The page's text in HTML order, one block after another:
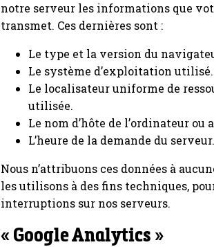
notre serveur les informations que
transmet. Ces dernières sont :
Le type et la version du
Le système d’exploitation utilisé.
Le localisateur uniforme de
utilisée.
Le nom d’hôte de l’ordinateur ou
L’heure de la demande du serveur.
Nous n’attribuons ces données à
les utilisons à des fins techniques,
interruptions sur nos serveurs.
« Google Analytics »